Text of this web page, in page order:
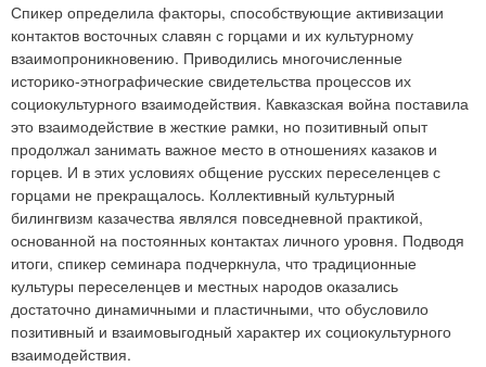
Спикер определила факторы, способствующие активизации
контактов восточных славян с горцами и их культурному
взаимопроникновению. Приводились многочисленные
историко-этнографические свидетельства процессов их
социокультурного взаимодействия. Кавказская война поставила
это взаимодействие в жесткие рамки, но позитивный опыт
продолжал занимать важное место в отношениях казаков и
горцев. И в этих условиях общение русских переселенцев с
горцами не прекращалось. Коллективный культурный
билингвизм казачества являлся повседневной практикой,
основанной на постоянных контактах личного уровня. Подводя
итоги, спикер семинара подчеркнула, что традиционные
культуры переселенцев и местных народов оказались
достаточно динамичными и пластичными, что обусловило
позитивный и взаимовыгодный характер их социокультурного
взаимодействия.